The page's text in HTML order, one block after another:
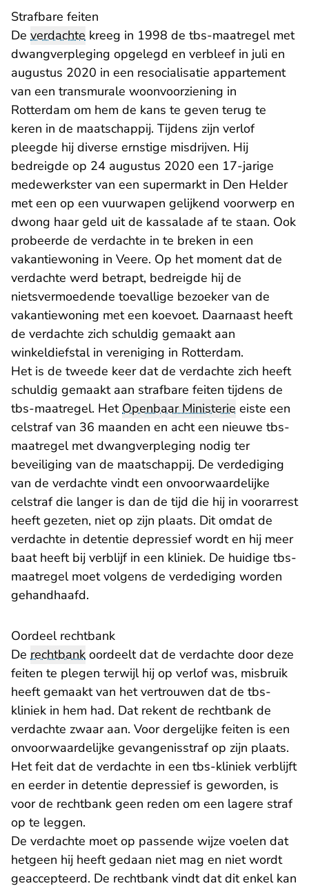
Strafbare feiten
De verdachte kreeg in 1998 de tbs-maatregel met
dwangverpleging opgelegd en verbleef in juli en
augustus 2020 in een resocialisatie appartement
van een transmurale woonvoorziening in
Rotterdam om hem de kans te geven terug te
keren in de maatschappij. Tijdens zijn verlof
pleegde hij diverse ernstige misdrijven. Hij
bedreigde op 24 augustus 2020 een 17-jarige
medewerkster van een supermarkt in Den Helder
met een op een vuurwapen gelijkend voorwerp en
dwong haar geld uit de kassalade af te staan. Ook
probeerde de verdachte in te breken in een
vakantiewoning in Veere. Op het moment dat de
verdachte werd betrapt, bedreigde hij de
nietsvermoedende toevallige bezoeker van de
vakantiewoning met een koevoet. Daarnaast heeft
de verdachte zich schuldig gemaakt aan
winkeldiefstal in vereniging in Rotterdam.
Het is de tweede keer dat de verdachte zich heeft
schuldig gemaakt aan strafbare feiten tijdens de
tbs-maatregel. HetOpenbaar Ministerie eiste een
celstraf van 36 maanden en acht een nieuwe tbs-
maatregel met dwangverpleging nodig ter
beveiliging van de maatschappij. De verdediging
van de verdachte vindt een onvoorwaardelijke
celstraf die langer is dan de tijd die hij in voorarrest
heeft gezeten, niet op zijn plaats. Dit omdat de
verdachte in detentie depressief wordt en hij meer
baat heeft bij verblijf in een kliniek. De huidige tbs-
maatregel moet volgens de verdediging worden
gehandhaafd.
Oordeel rechtbank
De rechtbank oordeelt dat de verdachte door deze
feiten te plegen terwijl hij op verlof was, misbruik
heeft gemaakt van het vertrouwen dat de tbs-
kliniek in hem had. Dat rekent de rechtbank de
verdachte zwaar aan. Voor dergelijke feiten is een
onvoorwaardelijke gevangenisstraf op zijn plaats.
Het feit dat de verdachte in een tbs-kliniek verblijft
en eerder in detentie depressief is geworden, is
voor de rechtbank geen reden om een lagere straf
op te leggen.
De verdachte moet op passende wijze voelen dat
hetgeen hij heeft gedaan niet mag en niet wordt
geaccepteerd. De rechtbank vindt dat dit enkel kan